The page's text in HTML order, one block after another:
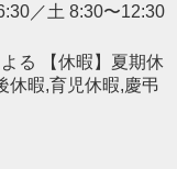
／土 8:30〜12:30
る 【休暇】夏期休
休暇,育児休暇,慶弔